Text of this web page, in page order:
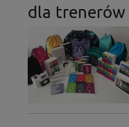
dla trenerów